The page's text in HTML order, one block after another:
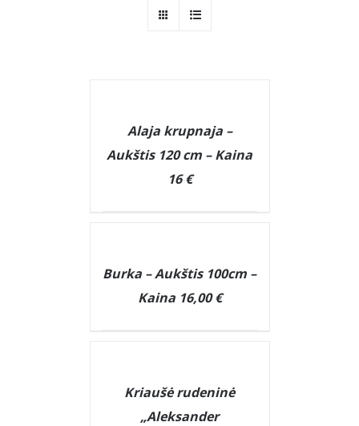
Alaja krupnaja –
Aukštis 120 cm – Kaina
16 €
Burka – Aukštis 100cm –
Kaina 16,00 €
Kriaušė rudeninė
„Aleksander